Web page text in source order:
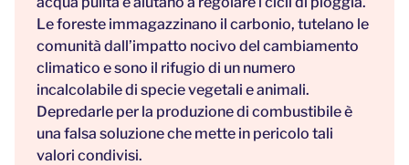
Le foreste immagazzinano il carbonio, tutelano le
comunità dall’impatto nocivo del cambiamento
climatico e sono il rifugio di un numero
incalcolabile di specie vegetali e animali.
Depredarle per la produzione di combustibile è
una falsa soluzione che mette in pericolo tali
valori condivisi.